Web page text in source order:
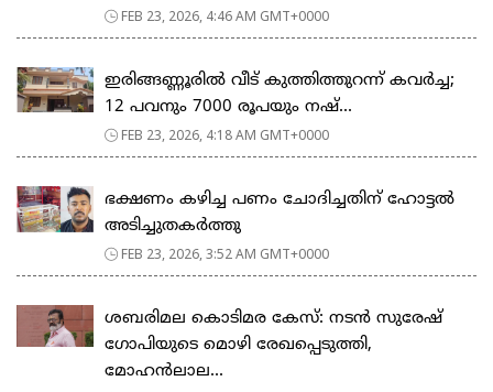
FEB 23, 2026, 4:46 AM GMT+0000
ഇരിങ്ങണ്ണൂരിൽ വീട് കുത്തിത്തുറന്ന് കവർച്ച;
12 പവനും 7000 രൂപയും നഷ്...
FEB 23, 2026, 4:18 AM GMT+0000
ഭക്ഷണം കഴിച്ച പണം ചോദിച്ചതിന് ഹോട്ടൽ
അടിച്ചുതകർത്തു
FEB 23, 2026, 3:52 AM GMT+0000
ശബരിമല കൊടിമര കേസ്: നടൻ സുരേഷ്
ഗോപിയുടെ മൊഴി രേഖപ്പെടുത്തി,
മോഹൻലാല...